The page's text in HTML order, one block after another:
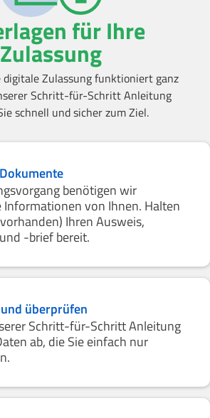
für Ihre
Zulassung
digitale Zulassung funktioniert ganz
Schritt-für-Schritt Anleitung
schnell und sicher zum Ziel.
benötigen wir
von Ihnen. Halten
Ihren Ausweis,
-brief bereit.
überprüfen
Schritt-für-Schritt Anleitung
ab, die Sie einfach nur